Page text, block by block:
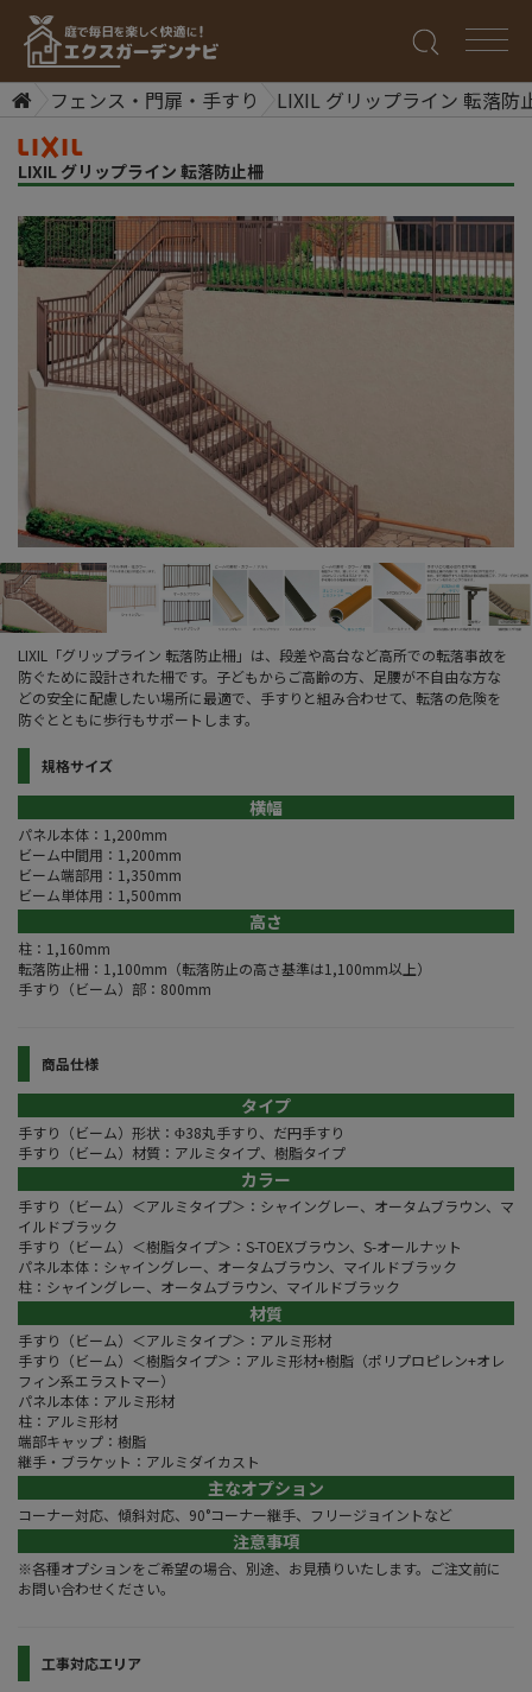
フェンス・門扉・手すり LIXIL グリップライン 転落防
LIXIL グリップライン 転落防止柵
LIXIL「グリップライン 転落防止柵」は、段差や高台など高所での転落事故を
防ぐために設計された柵です。子どもからご高齢の方、足腰が不自由な方な
どの安全に配慮したい場所に最適で、手すりと組み合わせて、転落の危険を
防ぐとともに歩行もサポートします。
規格サイズ
横幅
パネル本体：1,200mm
ビーム中間用：1,200mm
ビーム端部用：1,350mm
ビーム単体用：1,500mm
高さ
柱：1,160mm
転落防止柵：1,100mm（転落防止の高さ基準は1,100mm以上）
手すり（ビーム）部：800mm
商品仕様
タイプ
手すり（ビーム）形状：Φ38丸手すり、だ円手すり
手すり（ビーム）材質：アルミタイプ、樹脂タイプ
カラー
手すり（ビーム）＜アルミタイプ＞：シャイングレー、オータムブラウン、マ
イルドブラック
手すり（ビーム）＜樹脂タイプ＞：S-TOEXブラウン、S-オールナット
パネル本体：シャイングレー、オータムブラウン、マイルドブラック
柱：シャイングレー、オータムブラウン、マイルドブラック
材質
手すり（ビーム）＜アルミタイプ＞：アルミ形材
手すり（ビーム）＜樹脂タイプ＞：アルミ形材+樹脂（ポリプロピレン+オレ
フィン系エラストマー）
パネル本体：アルミ形材
柱：アルミ形材
端部キャップ：樹脂
継手・ブラケット：アルミダイカスト
主なオプション
コーナー対応、傾斜対応、90°コーナー継手、フリージョイントなど
注意事項
※各種オプションをご希望の場合、別途、お見積りいたします。ご注文前に
お問い合わせください。
工事対応エリア